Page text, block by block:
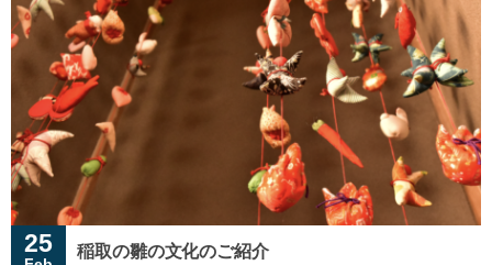
25 稲取の雛の文化のご紹介